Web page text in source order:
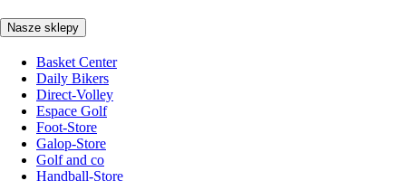
Nasze sklepy
Basket Center
Daily Bikers
Direct-Volley
Espace Golf
Foot-Store
Galop-Store
Golf and co
Handball-Store